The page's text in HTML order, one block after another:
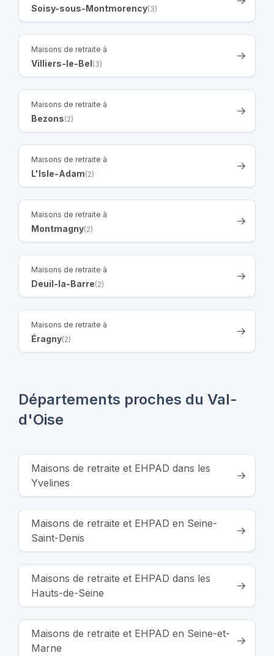
Soisy-sous-Montmorency(3)
Maisons de retraite à
Villiers-le-Bel(3)
Maisons de retraite à
Bezons(2)
Maisons de retraite à
L'Isle-Adam(2)
Maisons de retraite à
Montmagny(2)
Maisons de retraite à
Deuil-la-Barre(2)
Maisons de retraite à
Éragny(2)
Départements proches du Val-
d'Oise
Maisons de retraite et EHPAD dans les
Yvelines
Maisons de retraite et EHPAD en Seine-
Saint-Denis
Maisons de retraite et EHPAD dans les
Hauts-de-Seine
Maisons de retraite et EHPAD en Seine-et-
Marne